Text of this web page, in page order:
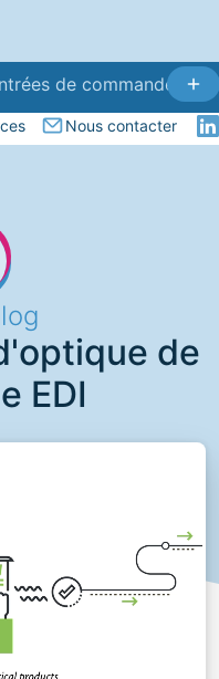
Nous contacter
de commandes
de
EDI